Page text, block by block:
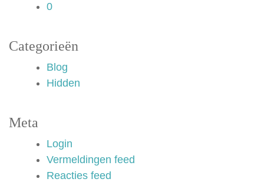
0
Categorieën
Blog
Hidden
Meta
Login
Vermeldingen feed
Reacties feed